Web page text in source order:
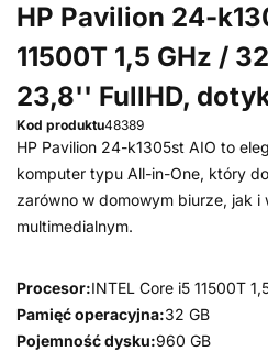
HP Pavilion 24-
11500T 1,5 GHz /
23,8'' FullHD,
Kod produktu48389
HP Pavilion 24-k1305st AIO to
komputer typu All-in-One, który
zarówno w domowym biurze, jak
multimedialnym.
Procesor:INTEL Core i5 11500T
Pamięć operacyjna:32 GB
Pojemność dysku:960 GB